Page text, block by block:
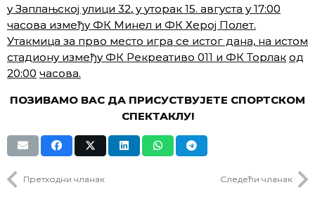
у Заплањској улици 32, ууторак 15. августа у 17:00
часова измеђуФК Минел и ФК Херој Полет.
Утакмица за прво место игра се истог дана, на истом
стадиону измеђуФК Рекреативо 011 и ФК Торлак од
20:00 часова.
ПОЗИВАМО ВАС ДА ПРИСУСТВУЈЕТЕ СПОРТСКОМ
СПЕКТАКЛУ!
Претходни чланак Следећи чланак